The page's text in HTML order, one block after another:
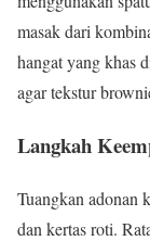
masak dari
hangat yang khas
agar tekstur
Langkah
Tuangkan adonan
dan kertas roti.